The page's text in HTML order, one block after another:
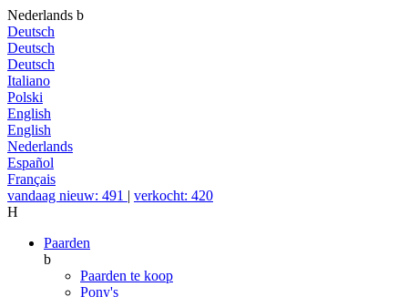
Nederlands b
Deutsch
Deutsch
Deutsch
Italiano
Polski
English
English
Nederlands
Español
Français
vandaag nieuw: 491 | verkocht: 420
H
Paarden
b
Paarden te koop
Pony's